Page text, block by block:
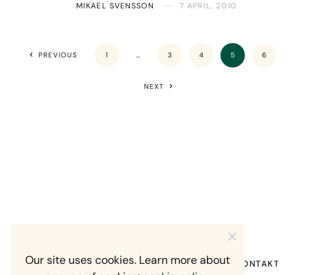
MIKAEL SVENSSON 7 APRIL, 2010
PREVIOUS 1 … 3 4 5 6
NEXT
HEM OM MIG RECENSION OM MIG KONTAKT
Our site uses cookies. Learn more about